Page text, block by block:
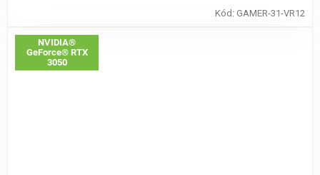
Kód: GAMER-31-VR12
NVIDIA®
GeForce® RTX
3050